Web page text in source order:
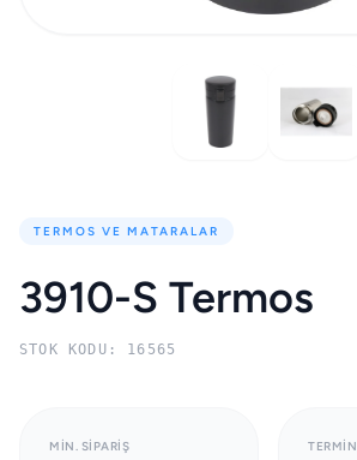
TERMOS VE MATARALAR
3910-S Termos
STOK KODU: 16565
MIN. SIPARIŞ TERMIN